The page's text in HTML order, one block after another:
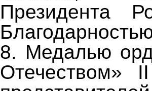
Президента
8. Медалью
Отечеством»